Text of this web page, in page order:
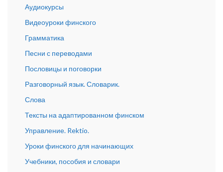
Аудиокурсы
Видеоуроки финского
Грамматика
Песни с переводами
Пословицы и поговорки
Разговорный язык. Словарик.
Слова
Тексты на адаптированном финском
Управление. Rektio.
Уроки финского для начинающих
Учебники, пособия и словари